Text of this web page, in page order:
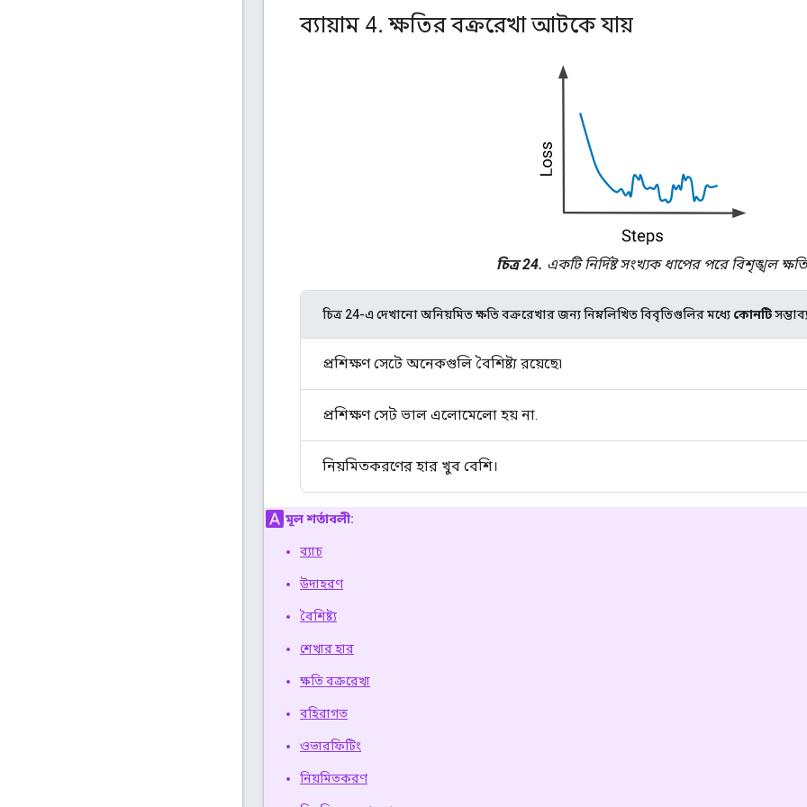
ব্যায়াম 4. ক্ষতির বক্ররেখা আটকে যায়
চিত্র 24. একটি নির্দিষ্ট সংখ্যক ধাপের পরে বিশৃঙ্খল
চিত্র 24-এ দেখানো অনিয়মিত ক্ষতি বক্ররেখার জন্য নিম্নলিখিত বিবৃতিগুলির মধ্যে কোনটি
প্রশিক্ষণ সেটে অনেকগুলি বৈশিষ্ট্য রয়েছে৷
প্রশিক্ষণ সেট ভাল এলোমেলো হয় না.
নিয়মিতকরণের হার খুব বেশি।
মূল শর্তাবলী:
ব্যাচ
উদাহরণ
বৈশিষ্ট্য
শেখার হার
ক্ষতি বক্ররেখা
বহিরাগত
ওভারফিটিং
নিয়মিতকরণ